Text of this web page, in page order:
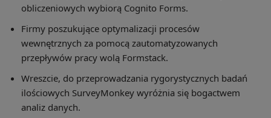
obliczeniowych wybiorą Cognito Forms.
Firmy poszukujące optymalizacji procesów
wewnętrznych za pomocą zautomatyzowanych
przepływów pracy wolą Formstack.
Wreszcie, do przeprowadzania rygorystycznych badań
ilościowych SurveyMonkey wyróżnia się bogactwem
analiz danych.